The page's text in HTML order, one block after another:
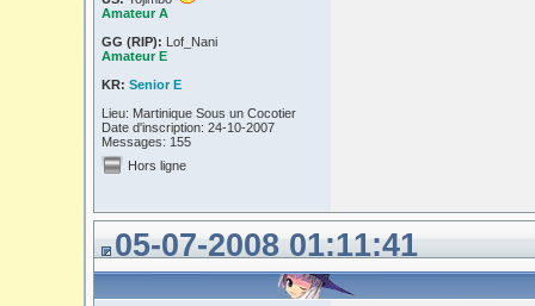
Amateur A
GG (RIP): Lof_Nani
Amateur E
KR: Senior E
Lieu: Martinique Sous un Cocotier
Date d'inscription: 24-10-2007
Messages: 155
Hors ligne
05-07-2008 01:11:41